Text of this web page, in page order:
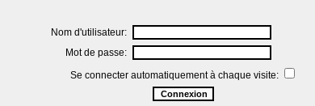
Nom d'utilisateur:
Mot de passe:
Se connecter automatiquement à chaque visite: